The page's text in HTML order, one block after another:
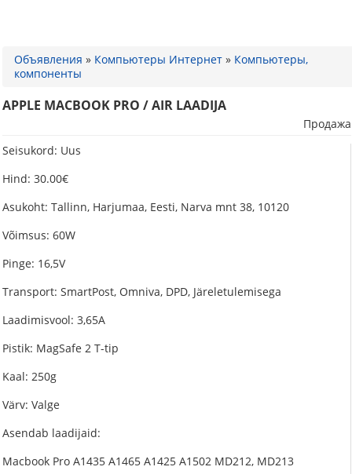
Объявления » Компьютеры Интернет » Компьютеры,
компоненты
APPLE MACBOOK PRO / AIR LAADIJA
Продажа
Seisukord: Uus
Hind: 30.00€
Asukoht: Tallinn, Harjumaa, Eesti, Narva mnt 38, 10120
Võimsus: 60W
Pinge: 16,5V
Transport: SmartPost, Omniva, DPD, Järeletulemisega
Laadimisvool: 3,65A
Pistik: MagSafe 2 T-tip
Kaal: 250g
Värv: Valge
Asendab laadijaid:
Macbook Pro A1435 A1465 A1425 A1502 MD212, MD213